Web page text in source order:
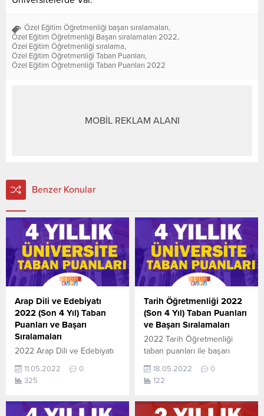
Özel Eğitim Öğretmenliği başarı sıralamaları,
Özel Eğitim Öğretmenliği Başarı sıralamaları 2022,
Özel Eğitim Öğretmenliği sıralama,
Özel Eğitim Öğretmenliği Taban Puanları,
Özel Eğitim Öğretmenliği Taban Puanları 2022
MOBİL REKLAM ALANI
Benzer Konular
Arap Dili ve Edebiyatı
2022 (Son 4 Yıl) Taban
Puanları ve Başarı
Sıralamaları
2022 Arap Dili ve Edebiyatı
sıralamaları açıklandı. En
güncel haline aşağıdaki
TYT AYT (YKS) Taban
11.05.2022
0
325
Tarih Öğretmenliği 2022
(Son 4 Yıl) Taban Puanları
ve Başarı Sıralamaları
2022 Tarih Öğretmenliği
taban puanları ile başarı
güncel haline aşağıdaki
tablodan ulaşabilirsiniz. 2022
Puanları ve Başarı
18.05.2022
0
122